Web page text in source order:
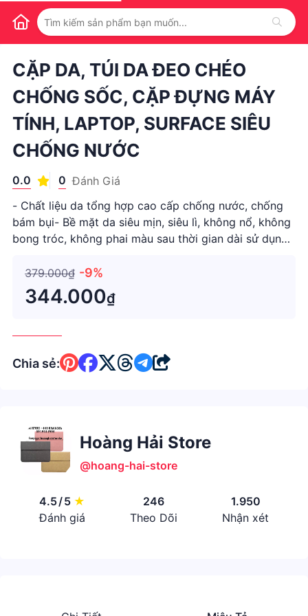
1 1
CẶP DA, TÚI DA ĐEO CHÉO
CHỐNG SỐC, CẶP ĐỰNG MÁY
TÍNH, LAPTOP, SURFACE SIÊU
CHỐNG NƯỚC
0.0 0 Đánh Giá
- Chất liệu da tổng hợp cao cấp chống nước, chống
bám bụi- Bề mặt da siêu mịn, siêu lì, không nổ, không
bong tróc, không phai màu sau thời gian dài sử dụng-
379.000₫ -9%
344.000₫
Chia sẻ:
Hoàng Hải Store
@hoang-hai-store
4.5/5 ★
Đánh giá
246
Theo Dõi
1.950
Nhận xét